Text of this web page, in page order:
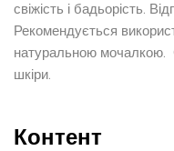
свіжість і бадьорість.
Рекомендується
натуральною мочалкою.
шкіри.
Контент